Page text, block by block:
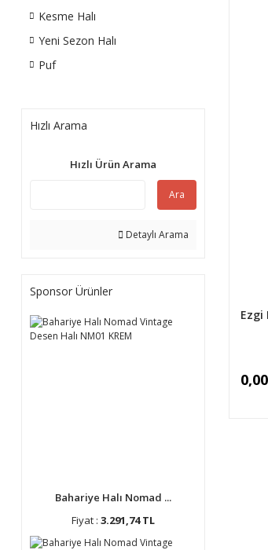
Kesme Halı
Yeni Sezon Halı
Puf
Hızlı Arama
Hızlı Ürün Arama
Ara
Detaylı Arama
Sponsor Ürünler
Bahariye Halı Nomad ...
Fiyat : 3.291,74 TL
Ezgi